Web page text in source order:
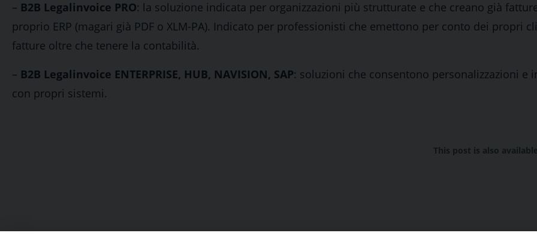
– B2B Legalinvoice PRO: la soluzione indicata per organizzazioni più strutturate e che creano già
proprio ERP (magari già PDF o XLM-PA). Indicato per professionisti che emettono per conto dei propri
fatture oltre che tenere la contabilità.
– B2B Legalinvoice ENTERPRISE, HUB, NAVISION, SAP: soluzioni che consentono personalizzazioni e
con propri sistemi.
This post is also